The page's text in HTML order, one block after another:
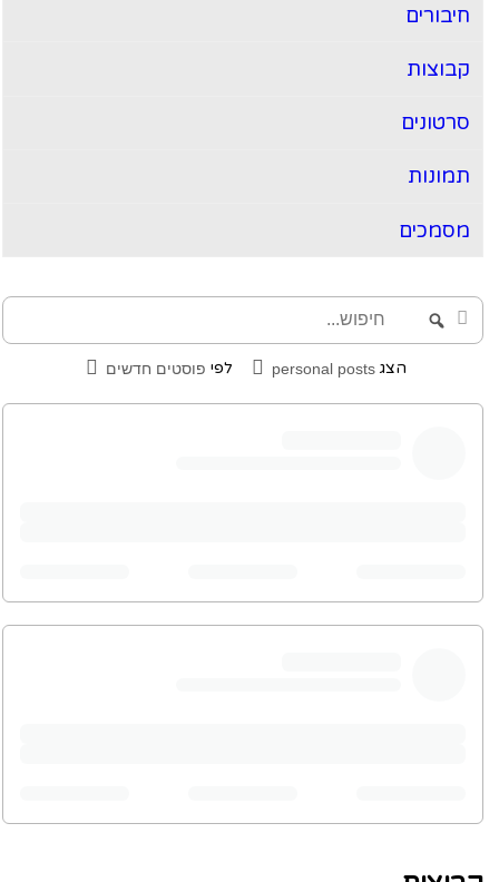
Search
personal posts לפי פוסטים חדשים